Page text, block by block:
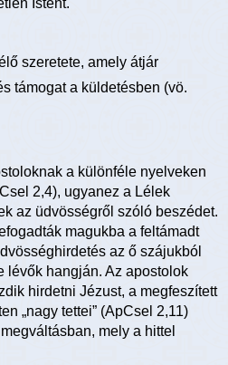
szeretete, amely átjár
támogat a küldetésben (vö.
a különféle nyelveken
2,4), ugyanez a Lélek
az üdvösségről szóló beszédet.
magukba a feltámadt
az ő szájukból
lévők hangján. Az apostolok
hirdetni Jézust, a megfeszített
„nagy tettei” (ApCsel 2,11)
mely a hittel